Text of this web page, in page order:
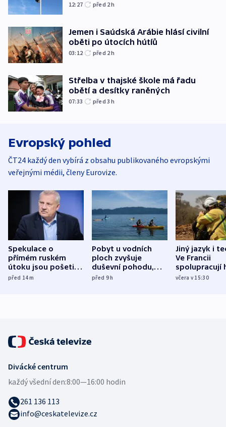
12:27 před 2h
Jemen i Saúdská Arábie hlásí civilní
oběti po útocích hútíů
03:12 před 2h
Střelba v thajské škole má řadu
obětí a desítky raněných
07:33 před 3h
Evropský pohled
ČT24 každý den vybírá z obsahu publikovaného evropskými
veřejnými médii, členy Eurovize.
Spekulace o
přímém ruském
útoku jsou pošetilé,
míní estonský
před 14m
Pobyt u vodních
ploch zvyšuje
duševní pohodu,
ukázala
před 9h
Jiný jazyk i
Ve Francii
spolupracují
různých zemí
včera v 15:30
Divácké centrum
každý všední den:8:00—16:00 hodin
261 136 113
info@ceskatelevize.cz